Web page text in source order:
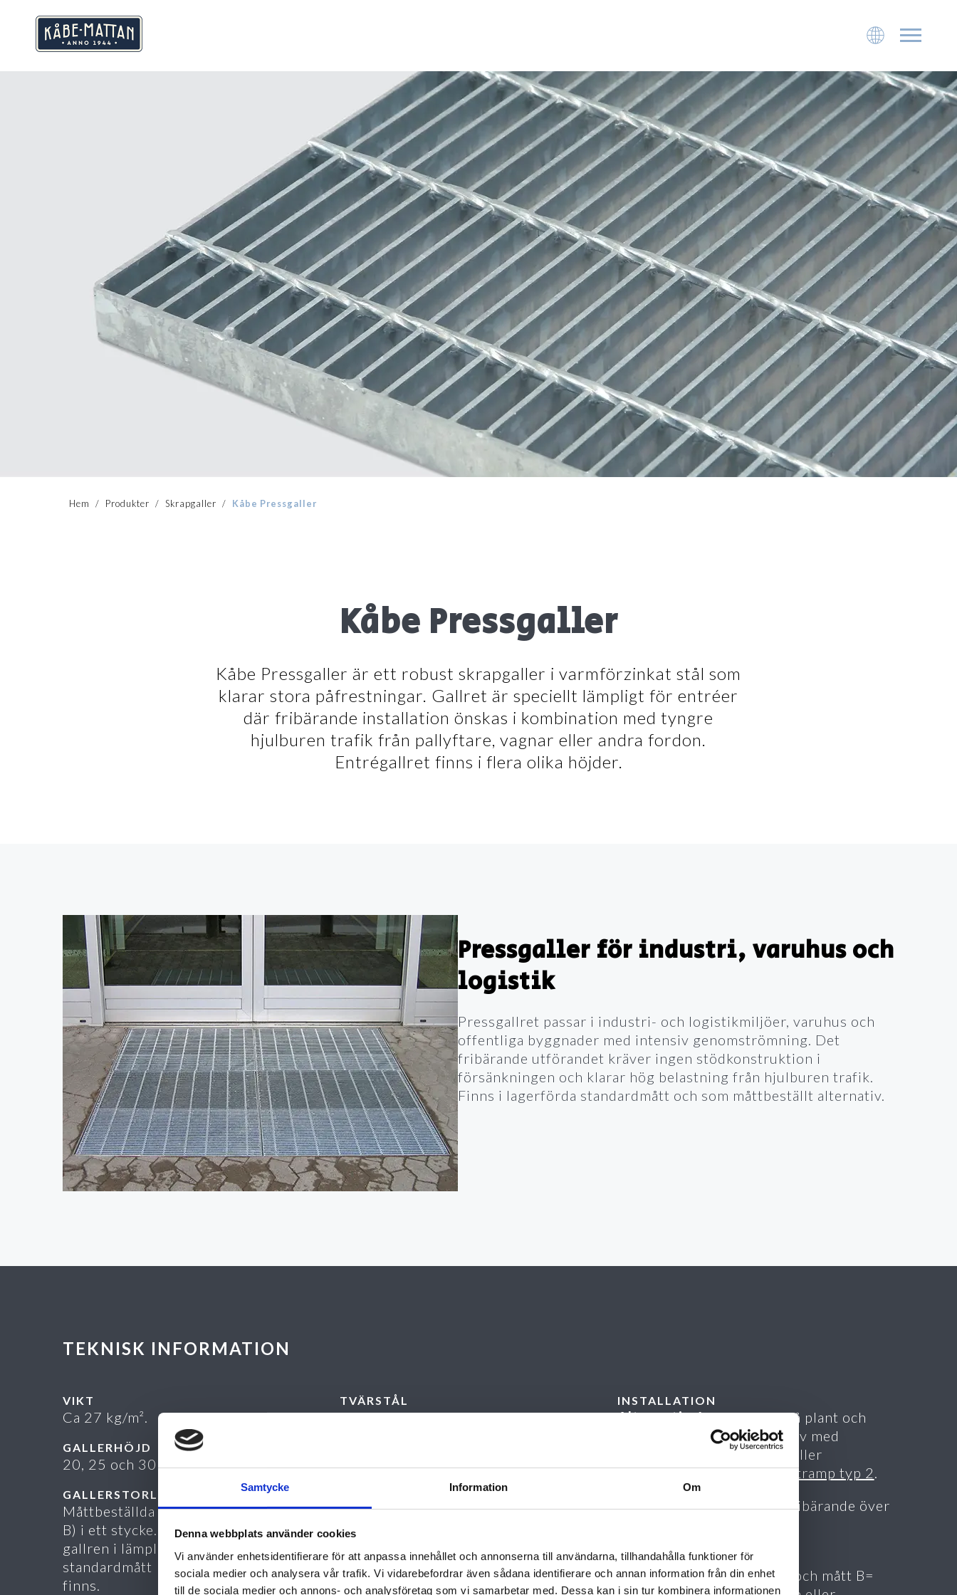
Samtycke Information Om
Denna webbplats använder cookies
Vi använder enhetsidentifierare för att anpassa innehållet och annonserna till användarna, tillhandahålla funktioner för
sociala medier och analysera vår trafik. Vi vidarebefordrar även sådana identifierare och annan information från din enhet
till de sociala medier och annons- och analysföretag som vi samarbetar med. Dessa kan i sin tur kombinera informationen
Hem / Produkter / Skrapgaller / Kåbe Pressgaller
Kåbe Pressgaller
Kåbe Pressgaller är ett robust skrapgaller i varmförzinkat stål som
klarar stora påfrestningar. Gallret är speciellt lämpligt för entréer
där fribärande installation önskas i kombination med tyngre
hjulburen trafik från pallyftare, vagnar eller andra fordon.
Entrégallret finns i flera olika höjder.
Pressgaller för industri, varuhus och
logistik
Pressgallret passar i industri- och logistikmiljöer, varuhus och
offentliga byggnader med intensiv genomströmning. Det
fribärande utförandet kräver ingen stödkonstruktion i
försänkningen och klarar hög belastning från hjulburen trafik.
Finns i lagerförda standardmått och som måttbeställt alternativ.
TEKNISK INFORMATION
VIKT
Ca 27 kg/m².
GALLERHÖJD
20, 25 och 30 mm.
GALLERSTORLEK
Måttbeställda max 3000 x 995 mm (A x
B) i ett stycke. Vid större ytor delas
gallren i lämpligt stora delar. Lagerförda
standardmått
finns.
TVÄRSTÅL
Rundtråd.
Plattstång 25 x 2 mm i A-riktningen.
SPÄNNVIDD/LAST
Max 900 mm i A-riktningen vid
belastning 500 kg på en tryckyta 50 x 50
mm. 2 tryckytor 50 x 50 mm från t.ex. en
pallyft kan samtidigt belasta ett
gallerelement om 900 x 1000 mm (A x B)
INSTALLATION
Alternativ 1: Installeras på plant och
fast underlag försänkt i golv med
Kåbe 25R
eller
ovanpåliggande iKåbe mattramp typ 2.
Alternativ 2:Installeras fribärande över
Ange alltid mått A= bredd och mått B=